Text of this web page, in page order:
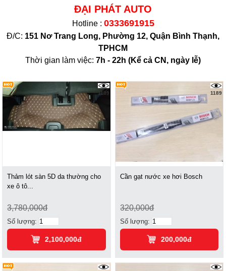
ĐẠI PHÁT AUTO
Hotline : 0333691915
Đ/C: 151 Nơ Trang Long, Phường 12, Quận Bình Thạnh,
TPHCM
Thời gian làm việc: 7h - 22h (Kể cả CN, ngày lễ)
1189
Thảm lót sàn 5D da thường cho
xe ô tô...
3,780,000đ
Số lượng:
2,100,000đ
1189
Cần gạt nước xe hơi Bosch
320,000đ
Số lượng:
200,000đ